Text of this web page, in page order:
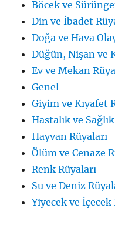
Böcek ve
Din ve İbadet
Doğa ve Hava
Düğün, Nişan ve
Ev ve Mekan
Genel
Giyim ve Kıyafet
Hastalık ve
Hayvan Rüyaları
Ölüm ve Cenaze
Renk Rüyaları
Su ve Deniz
Yiyecek ve İçecek